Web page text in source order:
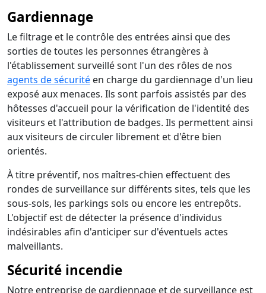
Gardiennage
Le filtrage et le contrôle des entrées ainsi que des
sorties de toutes les personnes étrangères à
l'établissement surveillé sont l'un des rôles de nos
agents de sécurité en charge du gardiennage d'un lieu
exposé aux menaces. Ils sont parfois assistés par des
hôtesses d'accueil pour la vérification de l'identité des
visiteurs et l'attribution de badges. Ils permettent ainsi
aux visiteurs de circuler librement et d'être bien
orientés.
À titre préventif, nos maîtres-chien effectuent des
rondes de surveillance sur différents sites, tels que les
sous-sols, les parkings sols ou encore les entrepôts.
L'objectif est de détecter la présence d'individus
indésirables afin d'anticiper sur d'éventuels actes
malveillants.
Sécurité incendie
Notre entreprise de gardiennage et de surveillance est